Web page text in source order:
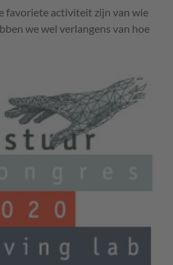
favoriete activiteit zijn van wie
we wel verlangens van hoe